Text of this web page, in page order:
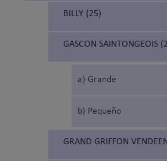
BILLY (25)
GASCON SAINTONGEOIS
a) Grande
b) Pequeño
GRAND GRIFFON